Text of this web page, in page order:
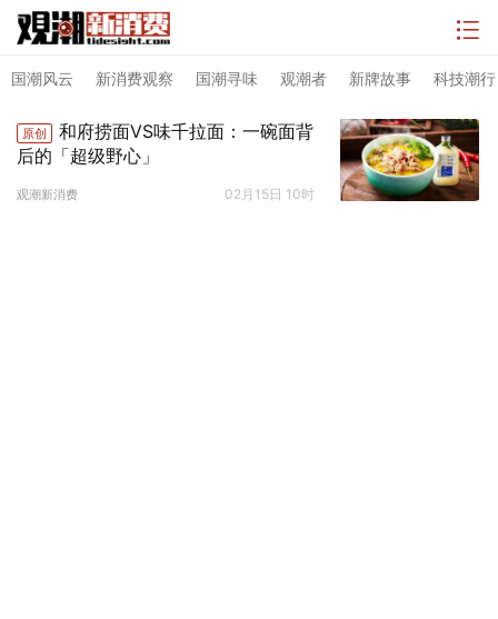
国潮风云 新消费观察 国潮寻味 观潮者 新牌故事 科技潮行
原创
和府捞面VS味千拉面：一碗面背
后的「超级野心」
观潮新消费 02月15日 10时